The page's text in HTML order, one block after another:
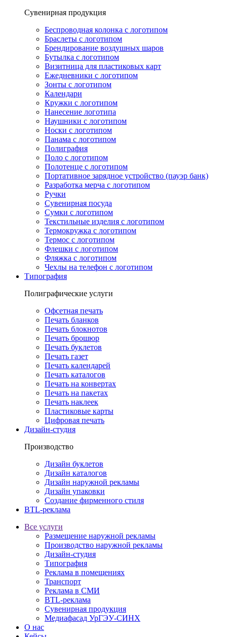
Сувенирная продукция
Беспроводная колонка с логотипом
Браслеты с логотипом
Брендирование воздушных шаров
Бутылка с логотипом
Визитница для пластиковых карт
Ежедневники с логотипом
Зонты с логотипом
Календари
Кружки с логотипом
Нанесение логотипа
Наушники с логотипом
Носки с логотипом
Панама с логотипом
Полиграфия
Поло с логотипом
Полотенце с логотипом
Портативное зарядное устройство (пауэр банк)
Разработка мерча с логотипом
Ручки
Сувенирная посуда
Сумки с логотипом
Текстильные изделия с логотипом
Термокружка с логотипом
Термос с логотипом
Флешки с логотипом
Фляжка с логотипом
Чехлы на телефон с логотипом
Типография
Полиграфические услуги
Офсетная печать
Печать бланков
Печать блокнотов
Печать брошюр
Печать буклетов
Печать газет
Печать календарей
Печать каталогов
Печать на конвертах
Печать на пакетах
Печать наклеек
Пластиковые карты
Цифровая печать
Дизайн-студия
Производство
Дизайн буклетов
Дизайн каталогов
Дизайн наружной рекламы
Дизайн упаковки
Создание фирменного стиля
BTL-реклама
Все услуги
Размещение наружной рекламы
Производство наружной рекламы
Дизайн-студия
Типография
Реклама в помещениях
Транспорт
Реклама в СМИ
BTL-реклама
Сувенирная продукция
Медиафасад УрГЭУ-СИНХ
О нас